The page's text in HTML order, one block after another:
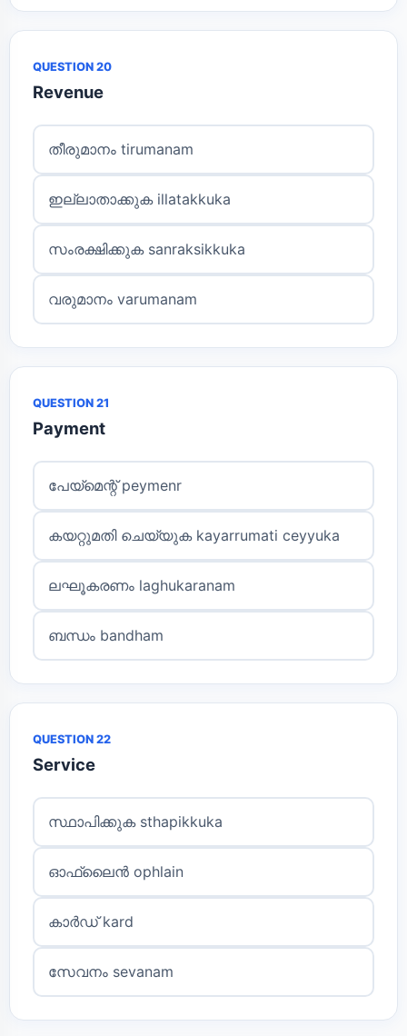
QUESTION 20
Revenue
തീരുമാനം tirumanam
ഇല്ലാതാക്കുക illatakkuka
സംരക്ഷിക്കുക sanraksikkuka
വരുമാനം varumanam
QUESTION 21
Payment
പേയ്മെന്റ് peymenr
കയറ്റുമതി ചെയ്യുക kayarrumati ceyyuka
ലഘൂകരണം laghukaranam
ബന്ധം bandham
QUESTION 22
Service
സ്ഥാപിക്കുക sthapikkuka
ഓഫ്‌ലൈൻ oph‌lain
കാർഡ് kard
സേവനം sevanam